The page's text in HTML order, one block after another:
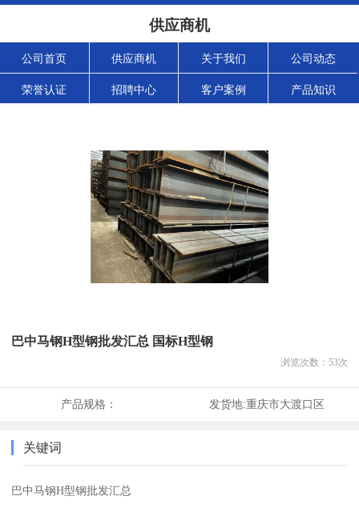
供应商机
公司首页 供应商机 关于我们 公司动态
荣誉认证 招聘中心 客户案例 产品知识
巴中马钢H型钢批发汇总 国标H型钢
浏览次数： 53次
产品规格： 发货地:重庆市大渡口区
关键词
巴中马钢H型钢批发汇总